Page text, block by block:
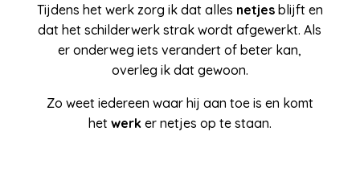
Tijdens het werk zorg ik dat alles netjesblijft en
dat het schilderwerk strak wordt afgewerkt. Als
er onderweg iets verandert of beter kan,
overleg ik dat gewoon.
Zo weet iedereen waar hij aan toe is en komt
het werker netjes op te staan.